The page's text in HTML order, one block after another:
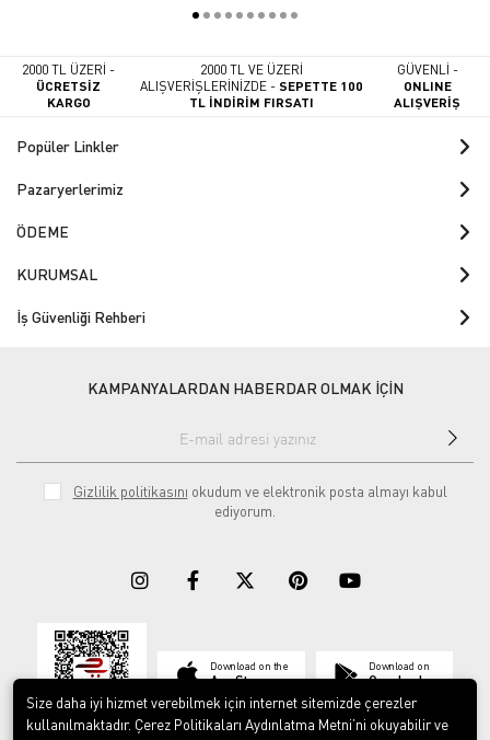
2000 TL ÜZERİ -
ÜCRETSİZ
KARGO
2000 TL VE ÜZERİ
ALIŞVERİŞLERİNİZDE -SEPETTE 100
TL İNDİRİM FIRSATI
GÜVENLİ -
ONLINE
ALIŞVERİŞ
Popüler Linkler
Pazaryerlerimiz
ÖDEME
KURUMSAL
İş Güvenliği Rehberi
KAMPANYALARDAN HABERDAR OLMAK İÇİN
Gizlilik politikasını okudum ve elektronik posta almayı kabul
ediyorum.
Download on the
App Store
Download on
Google play
Size daha iyi hizmet verebilmek için internet sitemizde çerezler
kullanılmaktadır. Çerez Politikaları Aydınlatma Metni’ni okuyabilir ve